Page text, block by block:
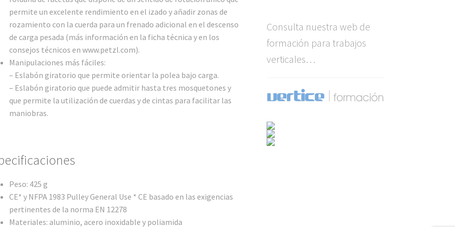
permite un excelente rendimiento en el izado y añadir zonas de
rozamiento con la cuerda para un frenado adicional en el descenso
de carga pesada (más información en la ficha técnica y en los
consejos técnicos en www.petzl.com).
Manipulaciones más fáciles:
– Eslabón giratorio que permite orientar la polea bajo carga.
– Eslabón giratorio que puede admitir hasta tres mosquetones y
que permite la utilización de cuerdas y de cintas para facilitar las
maniobras.
Peso: 425 g
CE* y NFPA 1983 Pulley General Use * CE basado en las exigencias
pertinentes de la norma EN 12278
Materiales: aluminio, acero inoxidable y poliamida
Consulta nuestra web de
formación para trabajos
verticales…